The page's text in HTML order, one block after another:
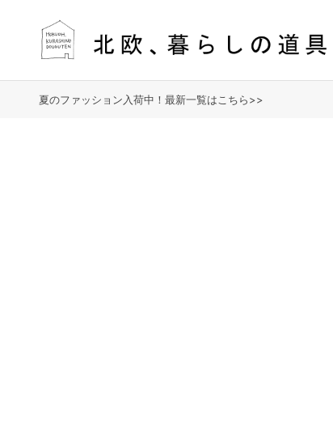
夏のファッション入荷中！最新一覧はこちら>>